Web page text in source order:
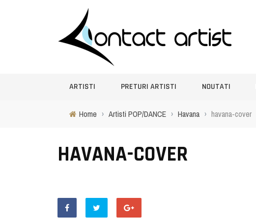
ARTISTI PRETURI ARTISTI NOUTATI
Home › Artisti POP/DANCE › Havana › havana-cover
HAVANA-COVER